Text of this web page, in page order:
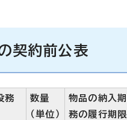
契約前公表
務
数量
（単位）
物品の納入
務の履行期限